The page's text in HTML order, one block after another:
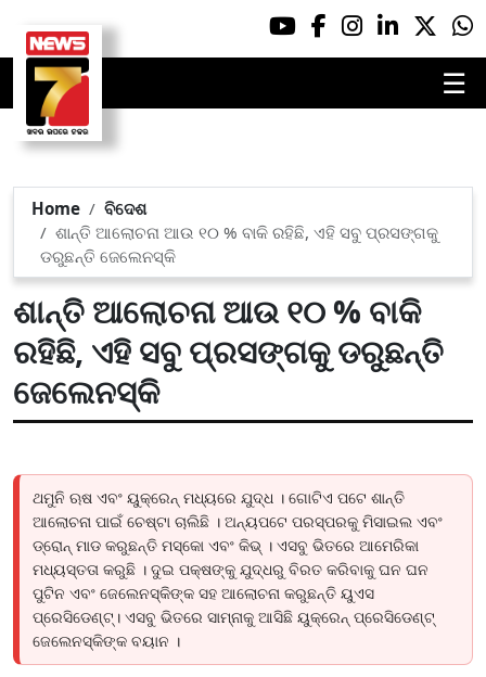
☰
Home
ବିଦେଶ
ଶାନ୍ତି ଆଲୋଚନା ଆଉ ୧୦ % ବାକି ରହିଛି, ଏହି ସବୁ ପ୍ରସଙ୍ଗକୁ
ଡରୁଛନ୍ତି ଜେଲେନସ୍କି
ଶାନ୍ତି ଆଲୋଚନା ଆଉ ୧୦ % ବାକି
ରହିଛି, ଏହି ସବୁ ପ୍ରସଙ୍ଗକୁ ଡରୁଛନ୍ତି
ଜେଲେନସ୍କି
ଥମୁନି ଋଷ ଏବଂ ୟୁକ୍ରେନ୍ ମଧ୍ୟରେ ଯୁଦ୍ଧ । ଗୋଟିଏ ପଟେ ଶାନ୍ତି
ଆଲୋଚନା ପାଇଁ ଚେଷ୍ଟା ଚାଲିଛି । ଅନ୍ୟପଟେ ପରସ୍ପରକୁ ମିସାଇଲ ଏବଂ
ଡ୍ରୋନ୍ ମାଡ କରୁଛନ୍ତି ମସ୍କୋ ଏବଂ କିଭ୍ । ଏସବୁ ଭିତରେ ଆମେରିକା
ମଧ୍ୟସ୍ତତା କରୁଛି । ଦୁଇ ପକ୍ଷଙ୍କୁ ଯୁଦ୍ଧରୁ ବିରତ କରିବାକୁ ଘନ ଘନ
ପୁଟିନ ଏବଂ ଜେଲେନସ୍କିଙ୍କ ସହ ଆଲୋଚନା କରୁଛନ୍ତି ୟୁଏସ
ପ୍ରେସିଡେଣ୍ଟ୍। ଏସବୁ ଭିତରେ ସାମ୍ନାକୁ ଆସିଛି ୟୁକ୍ରେନ୍ ପ୍ରେସିଡେଣ୍ଟ୍
ଜେଲେନସ୍କିଙ୍କ ବୟାନ ।